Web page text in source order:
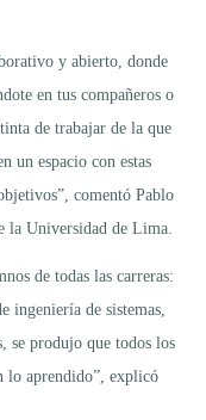
y abierto, donde
en tus compañeros o
de trabajar de la que
un espacio con estas
comentó Pablo
la Universidad de Lima.
de todas las carreras:
ingeniería de sistemas,
se produjo que todos los
lo aprendido”, explicó